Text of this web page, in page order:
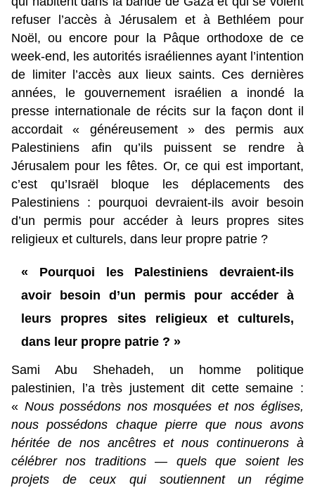
refuser l’accès à Jérusalem et à Bethléem pour
Noël, ou encore pour la Pâque orthodoxe de ce
week-end, les autorités israéliennes ayant l’intention
de limiter l’accès aux lieux saints. Ces dernières
années, le gouvernement israélien a inondé la
presse internationale de récits sur la façon dont il
accordait « généreusement » des permis aux
Palestiniens afin qu’ils puissent se rendre à
Jérusalem pour les fêtes. Or, ce qui est important,
c’est qu’Israël bloque les déplacements des
Palestiniens : pourquoi devraient-ils avoir besoin
d’un permis pour accéder à leurs propres sites
religieux et culturels, dans leur propre patrie ?
« Pourquoi les Palestiniens devraient-ils
avoir besoin d’un permis pour accéder à
leurs propres sites religieux et culturels,
dans leur propre patrie ? »
Sami Abu Shehadeh, un homme politique
palestinien, l’a très justement dit cette semaine :
« Nous possédons nos mosquées et nos églises,
nous possédons chaque pierre que nous avons
héritée de nos ancêtres et nous continuerons à
célébrer nos traditions — quels que soient les
projets de ceux qui soutiennent un régime